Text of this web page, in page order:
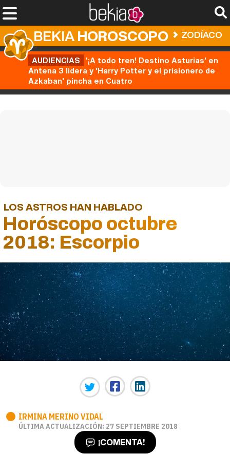
BEKIAHOROSCOPO ZODÍACO
AUDIENCIAS '¡A todo tren! Destino Asturias' en
Antena 3 lidera y 'Harry Potter y el prisionero de
Azkaban' pincha en Cuatro
LOS ASTROS HAN HABLADO
Horóscopo octubre
2018: Escorpio
IRMINA MERINO VIDAL
ÚLTIMA ACTUALIZACIÓN: 27 SEPTIEMBRE 2018
¡COMENTA!